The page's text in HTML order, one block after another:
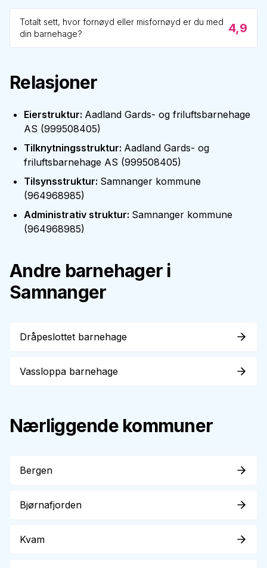
Totalt sett, hvor fornøyd eller misfornøyd er du med
din barnehage?
4,9
Relasjoner
Eierstruktur: Aadland Gards- og friluftsbarnehage
AS (999508405)
Tilknytningsstruktur: Aadland Gards- og
friluftsbarnehage AS (999508405)
Tilsynsstruktur: Samnanger kommune
(964968985)
Administrativ struktur: Samnanger kommune
(964968985)
Andre barnehager i
Samnanger
Dråpeslottet barnehage
Vassloppa barnehage
Nærliggende kommuner
Bergen
Bjørnafjorden
Kvam